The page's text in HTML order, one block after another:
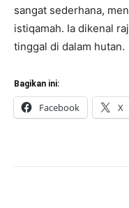
sangat sederhana,
istiqamah. Ia dikenal
tinggal di dalam hutan.
Bagikan ini:
Facebook X